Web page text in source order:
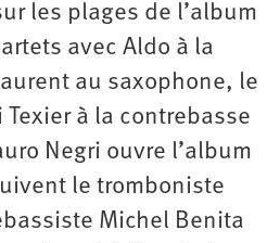
les plages de l’album
avec Aldo à la
au saxophone, le
à la contrebasse
Negri ouvre l’album
le tromboniste
Michel Benita